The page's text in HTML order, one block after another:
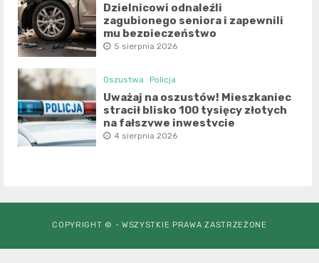
Dzielnicowi odnaleźli
zagubionego seniora i zapewnili
mu bezpieczeństwo
5 sierpnia 2026
Oszustwa Policja
Uważaj na oszustów! Mieszkaniec
stracił blisko 100 tysięcy złotych
na fałszywe inwestycje
4 sierpnia 2026
COPYRIGHT © - WSZYSTKIE PRAWA ZASTRZEŻONE